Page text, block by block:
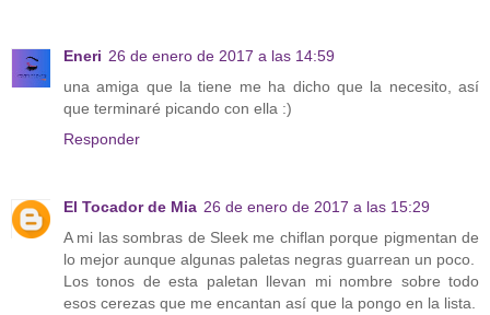
Eneri 26 de enero de 2017 a las 14:59
una amiga que la tiene me ha dicho que la necesito, así
que terminaré picando con ella :)
Responder
El Tocador de Mia 26 de enero de 2017 a las 15:29
A mi las sombras de Sleek me chiflan porque pigmentan de
lo mejor aunque algunas paletas negras guarrean un poco.
Los tonos de esta paletan llevan mi nombre sobre todo
esos cerezas que me encantan así que la pongo en la lista.